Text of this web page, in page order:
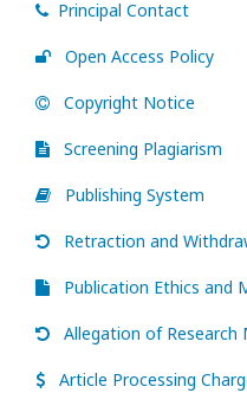
Principal Contact
Open Access Policy
Copyright Notice
Screening Plagiarism
Publishing System
Retraction and
Publication Ethics and
Allegation of Research
Article Processing